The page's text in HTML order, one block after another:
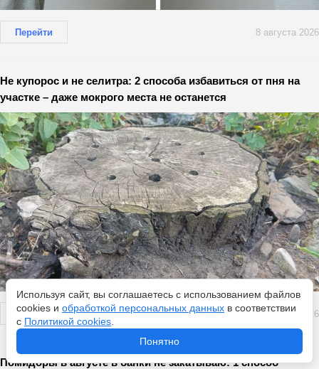
Перейти 8 августа 2026
Не купорос и не селитра: 2 способа избавиться от пня на
участке – даже мокрого места не останется
Перейти 8 августа 2026
Помидоры в августе в банки не закатываю: 1 способ
Используя сайт, вы соглашаетесь с использованием файлов
cookies и обработкой персональных данных в соответствии
с Политикой cookies
Понятно